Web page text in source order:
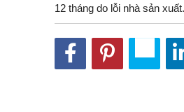
12 tháng do lỗi nhà sản